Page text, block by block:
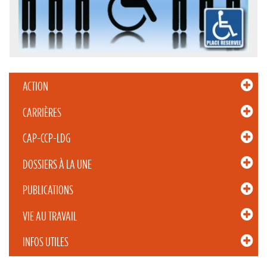
ACTION
CARRIÈRES
CAP-CCP-LDG
DOSSIERS À LA UNE
PUBLICATIONS
VIE AU TRAVAIL
INFOS UTILES